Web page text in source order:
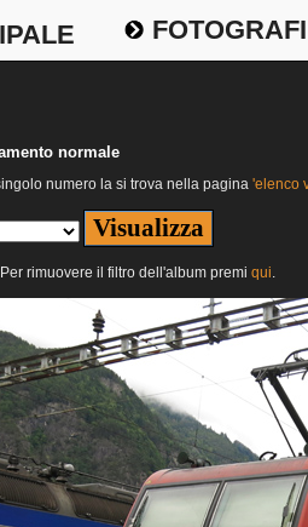
normale
numero la si trova nella pagina 'elenco
rimuovere il filtro dell'album premi qui.